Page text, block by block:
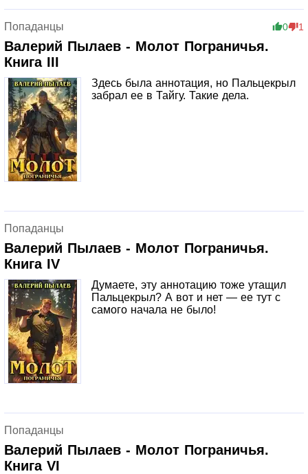
сильно они ошибаются.
Попаданцы 0 1
Валерий Пылаев - Молот Пограничья.
Книга III
Здесь была аннотация, но Пальцекрыл
забрал ее в Тайгу. Такие дела.
Попаданцы
Валерий Пылаев - Молот Пограничья.
Книга IV
Думаете, эту аннотацию тоже утащил
Пальцекрыл? А вот и нет — ее тут с
самого начала не было!
Попаданцы
Валерий Пылаев - Молот Пограничья.
Книга VI